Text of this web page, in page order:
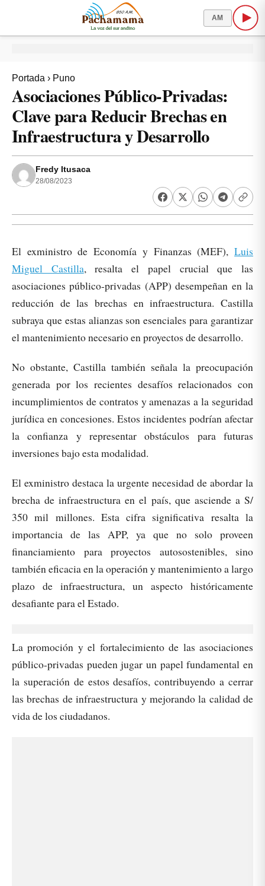
AM
Portada › Puno
Asociaciones Público-Privadas:
Clave para Reducir Brechas en
Infraestructura y Desarrollo
Fredy Itusaca
28/08/2023
El exministro de Economía y Finanzas (MEF), Luis
Miguel Castilla, resalta el papel crucial que las
asociaciones público-privadas (APP) desempeñan en la
reducción de las brechas en infraestructura. Castilla
subraya que estas alianzas son esenciales para garantizar
el mantenimiento necesario en proyectos de desarrollo.
No obstante, Castilla también señala la preocupación
generada por los recientes desafíos relacionados con
incumplimientos de contratos y amenazas a la seguridad
jurídica en concesiones. Estos incidentes podrían afectar
la confianza y representar obstáculos para futuras
inversiones bajo esta modalidad.
El exministro destaca la urgente necesidad de abordar la
brecha de infraestructura en el país, que asciende a S/
350 mil millones. Esta cifra significativa resalta la
importancia de las APP, ya que no solo proveen
financiamiento para proyectos autosostenibles, sino
también eficacia en la operación y mantenimiento a largo
plazo de infraestructura, un aspecto históricamente
desafiante para el Estado.
La promoción y el fortalecimiento de las asociaciones
público-privadas pueden jugar un papel fundamental en
la superación de estos desafíos, contribuyendo a cerrar
las brechas de infraestructura y mejorando la calidad de
vida de los ciudadanos.